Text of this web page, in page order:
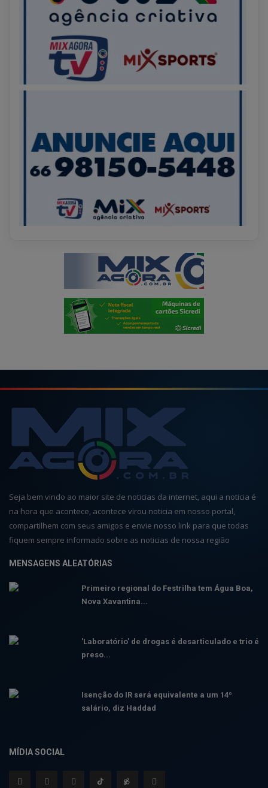
Seja bem vindo ao maior site de noticias da internet, aqui a noticia é
na hora que acontece, acontece virou noticia em nosso portal,
compartilhem com seus amigos e envie nosso link para que todas
fiquem sempre informado sobre as noticias de nossa região
MENSAGENS ALEATÓRIAS
Primeiro regional do Festrilha tem Água Boa,
Nova Xavantina...
'Laboratório' de drogas é desarticulado e trio é
preso...
Isenção do IR será equivalente a um 14º
salário, diz Haddad
MÍDIA SOCIAL